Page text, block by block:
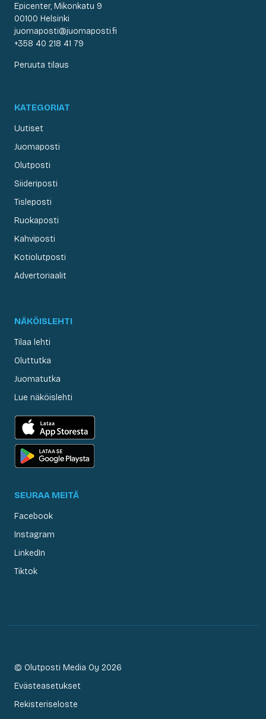
Epicenter, Mikonkatu 9
00100 Helsinki
juomaposti@juomaposti.fi
+358 40 218 41 79
Peruuta tilaus
KATEGORIAT
Uutiset
Juomaposti
Olutposti
Siideriposti
Tisleposti
Ruokaposti
Kahviposti
Kotiolutposti
Advertoriaalit
NÄKÖISLEHTI
Tilaa lehti
Oluttutka
Juomatutka
Lue näköislehti
SEURAA MEITÄ
Facebook
Instagram
LinkedIn
Tiktok
© Olutposti Media Oy 2026
Evästeasetukset
Rekisteriseloste